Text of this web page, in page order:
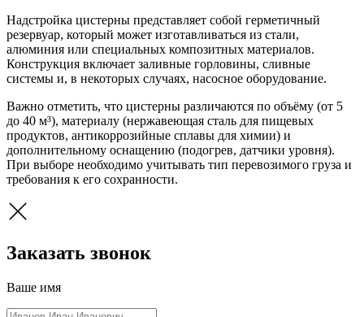
Надстройка цистерны представляет собой герметичный
резервуар, который может изготавливаться из стали,
алюминия или специальных композитных материалов.
Конструкция включает заливные горловины, сливные
системы и, в некоторых случаях, насосное оборудование.
Важно отметить, что цистерны различаются по объёму (от 5
до 40 м³), материалу (нержавеющая сталь для пищевых
продуктов, антикоррозийные сплавы для химии) и
дополнительному оснащению (подогрев, датчики уровня).
При выборе необходимо учитывать тип перевозимого груза и
требования к его сохранности.
Заказать звонок
Ваше имя